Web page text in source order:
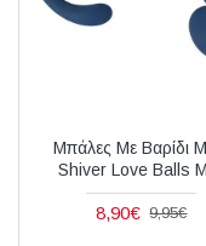
Μπάλες Με Βαρίδι
Shiver Love Balls
8,90€ 9,95€